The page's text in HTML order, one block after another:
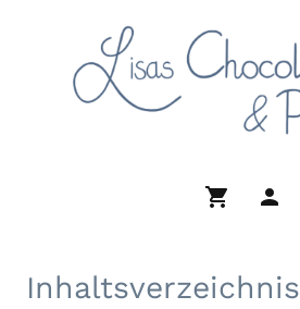
Inhaltsverzeichnis